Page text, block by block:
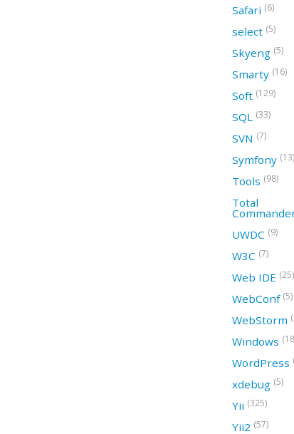
Safari (6)
select (5)
Skyeng (5)
Smarty (16)
Soft (129)
SQL (33)
SVN (7)
Symfony (13)
Tools (98)
Total
UWDC (9)
W3C (7)
Web IDE (25)
WebConf (5)
WebStorm
Windows
WordPress
xdebug (5)
Yii (325)
Yii2 (57)